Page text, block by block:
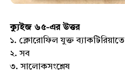
ক্যুইজ ৬৫-এর উত্তর
১. ক্লোরোফিল যুক্ত ব্যাকটিরিয়াতে
২. সব
৩. সালোকসংশ্লেষ